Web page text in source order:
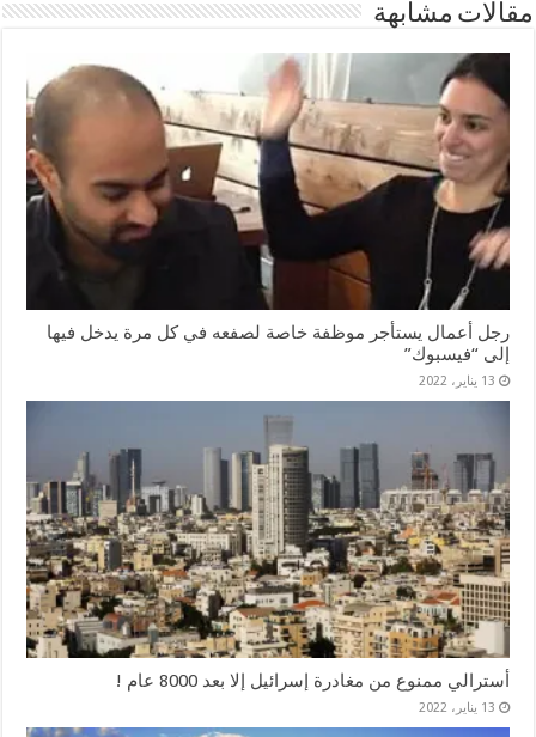
مقالات مشابهة
رجل أعمال يستأجر موظفة خاصة لصفعه في كل مرة يدخل فيها
إلى “فيسبوك”
13 يناير، 2022
أسترالي ممنوع من مغادرة إسرائيل إلا بعد 8000 عام !
13 يناير، 2022